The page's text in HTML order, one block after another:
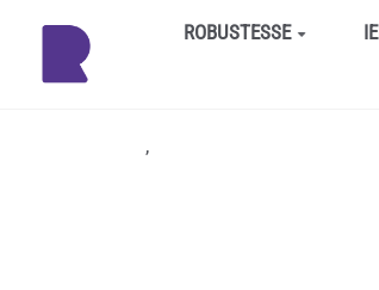
Aller au contenu principalROBUSTESSE
,